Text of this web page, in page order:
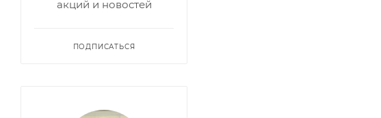
акций и новостей
ПОДПИСАТЬСЯ